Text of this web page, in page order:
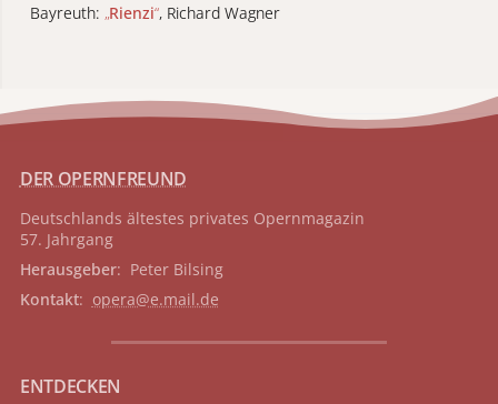
Bayreuth: „Rienzi“, Richard Wagner
DER OPERNFREUND
Deutschlands ältestes privates Opernmagazin
57. Jahrgang
Herausgeber: Peter Bilsing
Kontakt: opera@e.mail.de
ENTDECKEN